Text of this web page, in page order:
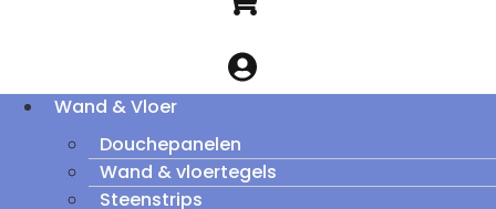
Wand & Vloer
Douchepanelen
Wand & vloertegels
Steenstrips